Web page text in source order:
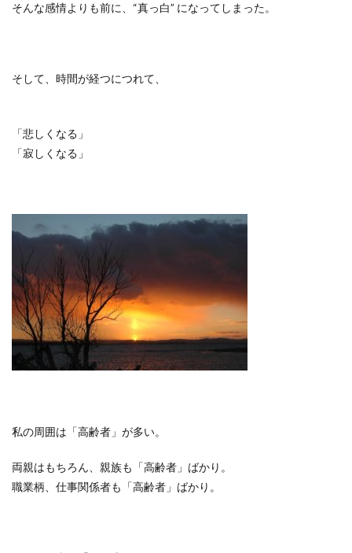
そんな感情よりも前に、“真っ白” になってしまった。
そして、時間が経つにつれて、
「悲しくなる」
「寂しくなる」
私の周囲は「高齢者」が多い。
両親はもちろん、親族も「高齢者」ばかり。
職業柄、仕事関係者も「高齢者」ばかり。